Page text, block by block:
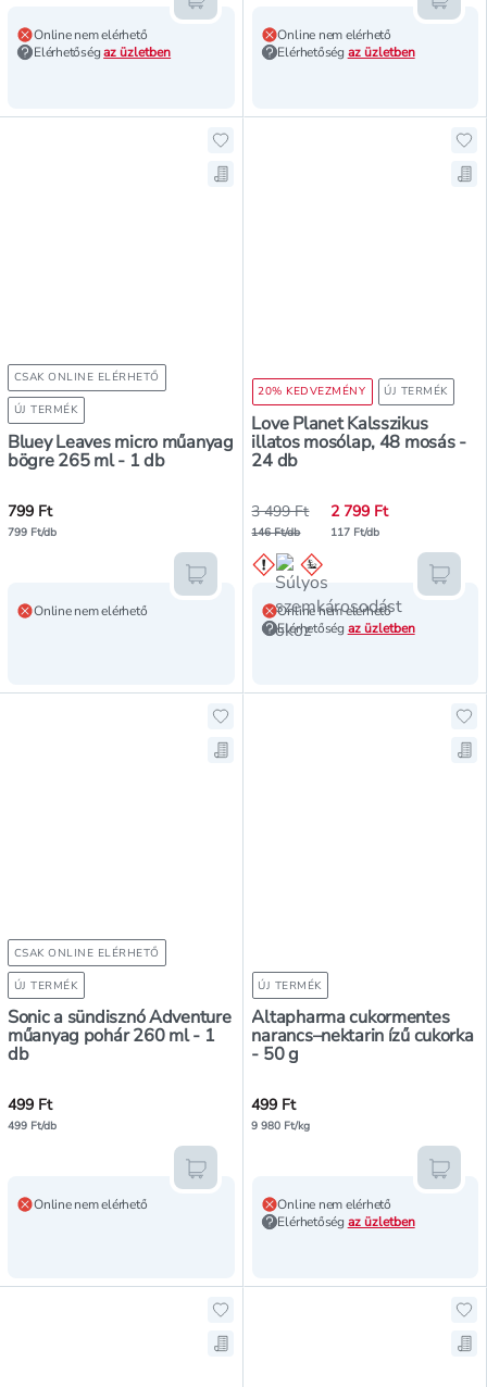
Online nem elérhető
Elérhetőségaz üzletben
Kosárba teszem
Online nem elérhető
Elérhetőség az üzletben
CSAK ONLINE ELÉRHETŐ
ÚJ TERMÉK
Bluey Leaves micro műanyag
bögre 265 ml - 1 db
Hozzáadás a kedvencekhez,
Mentés a bevásárló listára,
799 Ft
799 Ft/db
Online nem elérhető
Kosárba teszem
20% KEDVEZMÉNY ÚJ TERMÉK
Love Planet Kalsszikus
illatos mosólap, 48 mosás -
24 db
3 499 Ft
146 Ft/db
2 799 Ft
117 Ft/db
Online nem elérhető
Elérhetőség az üzletben
CSAK ONLINE ELÉRHETŐ
ÚJ TERMÉK
Sonic a sündisznó Adventure
műanyag pohár 260 ml - 1
db
Hozzáadás a kedvencekhez,
Mentés a bevásárló listára,
499 Ft
499 Ft/db
Online nem elérhető
Kosárba teszem
ÚJ TERMÉK
Altapharma cukormentes
narancs–nektarin ízű cukorka
- 50 g
499 Ft
9 980 Ft/kg
Online nem elérhető
Elérhetőség az üzletben
Hozzáadás a kedvencekhez, Dr.
Mentés a bevásárló listára, Dr.